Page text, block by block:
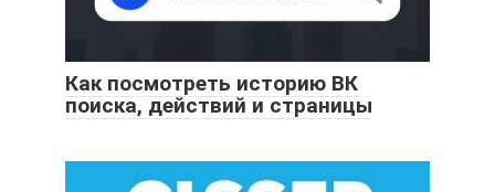
Как посмотреть историю ВК
поиска, действий и страницы